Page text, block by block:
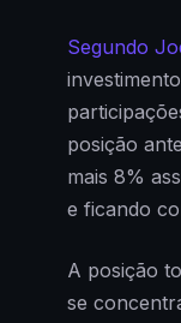
Segundo
posição
mais 8%
e ficando
A posição
se